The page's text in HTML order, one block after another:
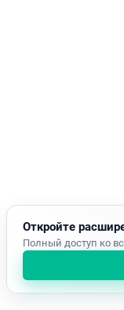
Откройте
Полный доступ ко